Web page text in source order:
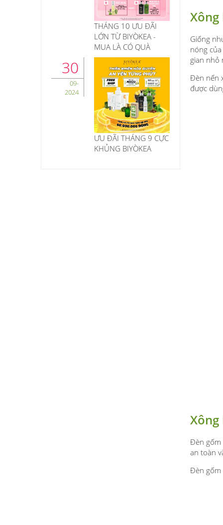
Giống
nóng
gian nhỏ
Đèn nến
được
Đèn gốm
an toàn
Đèn gốm
THÁNG 10 ƯU ĐÃI
LỚN TỪ BIYÒKEA -
MUA LÀ CÓ QUÀ
30
09-
2024
ƯU ĐÃI THÁNG 9 CỰC
KHỦNG BIYÒKEA